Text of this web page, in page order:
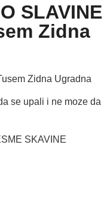
SLAVINE
Zidna
Zidna Ugradna
se upali i ne moze da
SKAVINE